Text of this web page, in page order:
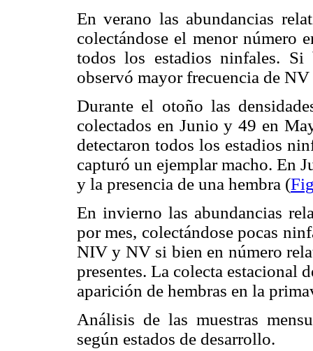
En verano las abundancias
colectándose el menor número
todos los estadios ninfales. Si
observó mayor frecuencia de NV
Durante el otoño las
colectados en Junio y 49 en
detectaron todos los estadios
capturó un ejemplar macho. En
y la presencia de una hembra (
En invierno las abundancias
por mes, colectándose pocas
NIV y NV si bien en número
presentes. La colecta estacional
aparición de hembras en la
Análisis de las muestras
según estados de desarrollo.